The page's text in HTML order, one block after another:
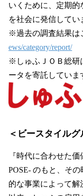
いくために、定期
を社会に発信してい
※過去の調査結果
ews/category/report/
※しゅふＪＯＢ総研
ータを寄託してい
＜ビースタイル
『時代に合わせた
POSE- のもと、そ
的な事業によって